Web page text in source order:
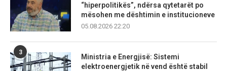
“hiperpolitikës”, ndërsa qytetarët po
mësohen me dështimin e institucioneve
05.08.2026 22:20
3
Ministria e Energjisë: Sistemi
elektroenergjetik në vend është stabil